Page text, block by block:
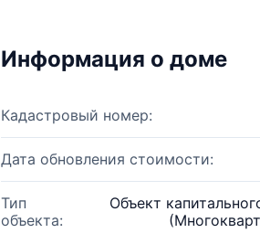
Информация о доме
Кадастровый номер:
Дата обновления стоимости:
Тип
объекта:
Объект